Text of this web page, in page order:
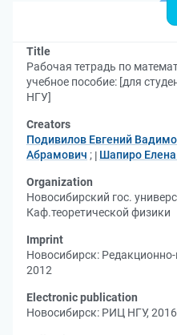
Title
Рабочая тетрадь по
учебное пособие: [для
НГУ]
Creators
Подивилов Евгений
Абрамович ; Шапиро
Organization
Новосибирский гос.
Каф.теоретической физики
Imprint
Новосибирск:
2012
Electronic publication
Новосибирск: РИЦ НГУ, 2016